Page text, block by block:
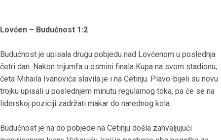
Lovćen – Budućnost 1:2
Budućnost je upisala drugu pobjedu nad Lovćenom u poslednja
četri dan. Nakon trijumfa u osmini finala Kupa na svom stadionu,
četa Mihaila Ivanovića slavila je i na Cetinju. Plavo-bijeli su novu
trojku upisali u poslednjem minutu regularnog toka, pa će se na
liderskoj poziciji zadržati makar do narednog kola.
Budućnost je na do pobjede na Cetinju došla zahvaljujući